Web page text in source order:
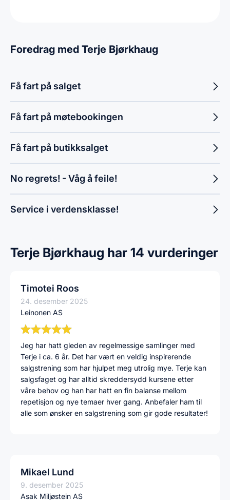
Foredrag med Terje Bjørkhaug
Få fart på salget
Få fart på møtebookingen
Få fart på butikksalget
No regrets! - Våg å feile!
Service i verdensklasse!
Terje Bjørkhaug har 14 vurderinger
Timotei Roos
24. desember 2025
Leinonen AS
Jeg har hatt gleden av regelmessige samlinger med
Terje i ca. 6 år. Det har vært en veldig inspirerende
salgstrening som har hjulpet meg utrolig mye. Terje kan
salgsfaget og har alltid skreddersydd kursene etter
våre behov og han har hatt en fin balanse mellom
repetisjon og nye temaer hver gang. Anbefaler ham til
alle som ønsker en salgstrening som gir gode resultater!
Mikael Lund
9. desember 2025
Asak Miljøstein AS